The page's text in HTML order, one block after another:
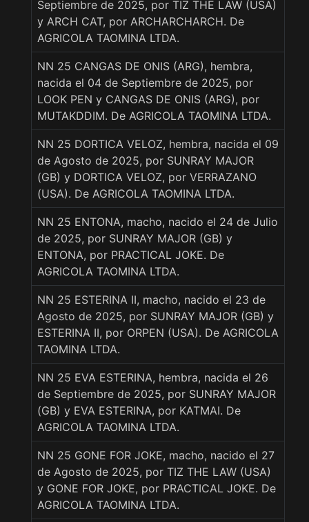
Septiembre de 2025, por TIZ THE LAW (USA)
y ARCH CAT, por ARCHARCHARCH. De
AGRICOLA TAOMINA LTDA.
NN 25 CANGAS DE ONIS (ARG), hembra,
nacida el 04 de Septiembre de 2025, por
LOOK PEN y CANGAS DE ONIS (ARG), por
MUTAKDDIM. De AGRICOLA TAOMINA LTDA.
NN 25 DORTICA VELOZ, hembra, nacida el 09
de Agosto de 2025, por SUNRAY MAJOR
(GB) y DORTICA VELOZ, por VERRAZANO
(USA). De AGRICOLA TAOMINA LTDA.
NN 25 ENTONA, macho, nacido el 24 de Julio
de 2025, por SUNRAY MAJOR (GB) y
ENTONA, por PRACTICAL JOKE. De
AGRICOLA TAOMINA LTDA.
NN 25 ESTERINA II, macho, nacido el 23 de
Agosto de 2025, por SUNRAY MAJOR (GB) y
ESTERINA II, por ORPEN (USA). De AGRICOLA
TAOMINA LTDA.
NN 25 EVA ESTERINA, hembra, nacida el 26
de Septiembre de 2025, por SUNRAY MAJOR
(GB) y EVA ESTERINA, por KATMAI. De
AGRICOLA TAOMINA LTDA.
NN 25 GONE FOR JOKE, macho, nacido el 27
de Agosto de 2025, por TIZ THE LAW (USA)
y GONE FOR JOKE, por PRACTICAL JOKE. De
AGRICOLA TAOMINA LTDA.